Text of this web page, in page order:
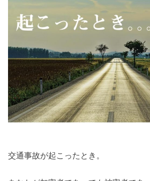
交通事故が起こったとき。